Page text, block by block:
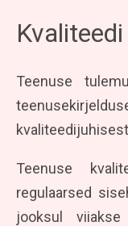
Teenuse
Teenuse
regulaarsed
jooksul